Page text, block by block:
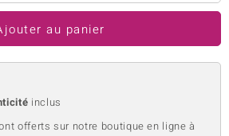
au panier
inclus
offerts sur notre boutique en ligne à